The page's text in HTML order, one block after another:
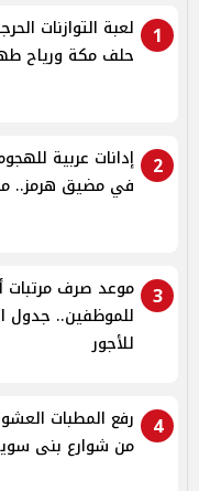
1
لعبة التوازنات
حلف مكة ورياح
2
إدانات عربية
في مضيق هرمز..
3
للموظفين.. جدول
للأجور
4
من شوارع بنى